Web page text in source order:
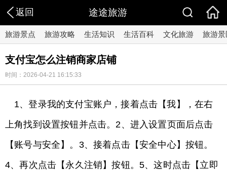
返回 途途旅游
旅游景点 旅游攻略 生活知识 生活百科 文化旅游 旅游景
支付宝怎么注销商家店铺
时间：2026-04-21 16:15:33
1、登录我的支付宝账户，接着点击【我】，在右
上角找到设置按钮并点击。2、进入设置页面后点击
【账号与安全】。3、接着点击【安全中心】按钮。
4、再次点击【永久注销】按钮。5、这时点击【立即